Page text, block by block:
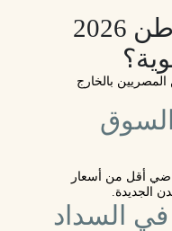
لماذا يعتبر بيت الوطن 2026
بالخارج
أقل من أسعار
الجديدة.